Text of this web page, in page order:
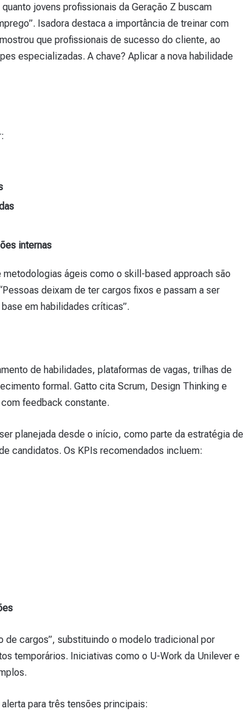
jovens profissionais da Geração Z buscam
Isadora destaca a importância de treinar com
que profissionais de sucesso do cliente, ao
especializadas. A chave? Aplicar a nova habilidade
internas
metodologias ágeis como o skill-based approach são
deixam de ter cargos fixos e passam a ser
em habilidades críticas”.
de habilidades, plataformas de vagas, trilhas de
formal. Gatto cita Scrum, Design Thinking e
feedback constante.
planejada desde o início, como parte da estratégia de
candidatos. Os KPIs recomendados incluem:
de cargos”, substituindo o modelo tradicional por
temporários. Iniciativas como o U-Work da Unilever e
para três tensões principais: